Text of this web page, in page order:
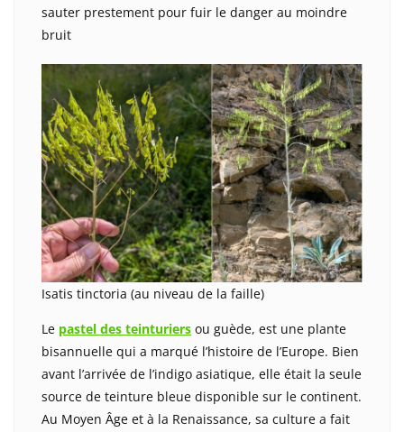
sauter prestement pour fuir le danger au moindre
bruit
Isatis tinctoria (au niveau de la faille)
Le pastel des teinturiers ou guède, est une plante
bisannuelle qui a marqué l’histoire de l’Europe. Bien
avant l’arrivée de l’indigo asiatique, elle était la seule
source de teinture bleue disponible sur le continent.
Au Moyen Âge et à la Renaissance, sa culture a fait